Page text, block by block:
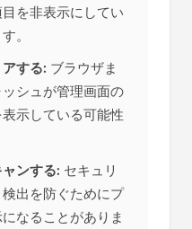
を非表示にしてい
。
する: ブラウザま
シュが管理画面の
示している可能性
ンする: セキュリ
出を防ぐためにプ
なることがありま